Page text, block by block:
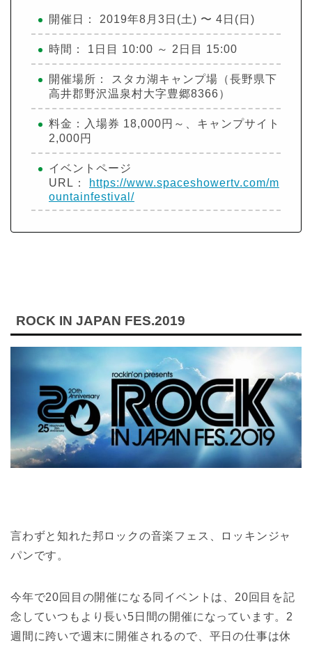
開催日： 2019年8月3日(土) 〜 4日(日)
時間： 1日目 10:00 ～ 2日目 15:00
開催場所： スタカ湖キャンプ場（長野県下
高井郡野沢温泉村大字豊郷8366）
料金：入場券 18,000円～、キャンプサイト
2,000円
イベントページ
URL：
https://www.spaceshowertv.com/m
ountainfestival/
ROCK IN JAPAN FES.2019
言わずと知れた邦ロックの音楽フェス、ロッキンジャ
パンです。
今年で20回目の開催になる同イベントは、20回目を記
念していつもより長い5日間の開催になっています。2
週間に跨いで週末に開催されるので、平日の仕事は休